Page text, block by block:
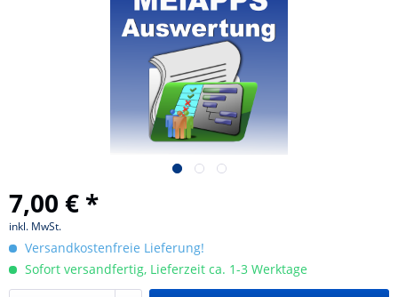
7,00 € *
inkl. MwSt.
Versandkostenfreie Lieferung!
Sofort versandfertig, Lieferzeit ca. 1-3 Werktage